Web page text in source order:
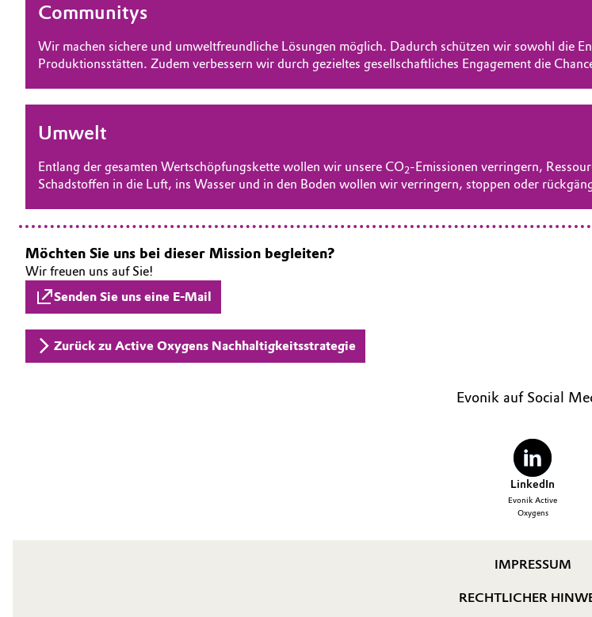
Pharma & Biopharma
Plastics & Rubber
Pulp, Paper & Packaging
Textiles, Leather & Nonwovens
Communitys
Wir machen sichere und umweltfreundliche Lösungen möglich. Dadurch schützen wir sowohl die
Produktionsstätten. Zudem verbessern wir durch gezieltes gesellschaftliches Engagement die
Umwelt
Entlang der gesamten Wertschöpfungskette wollen wir unsere CO2-Emissionen verringern,
Schadstoffen in die Luft, ins Wasser und in den Boden wollen wir verringern, stoppen oder
Möchten Sie uns bei dieser Mission begleiten?
Wir freuen uns auf Sie!
Senden Sie uns eine E-Mail
Zurück zu Active Oxygens Nachhaltigkeitsstrategie
Evonik auf Social
LinkedIn
Evonik Active
Oxygens
IMPRESSUM
RECHTLICHER